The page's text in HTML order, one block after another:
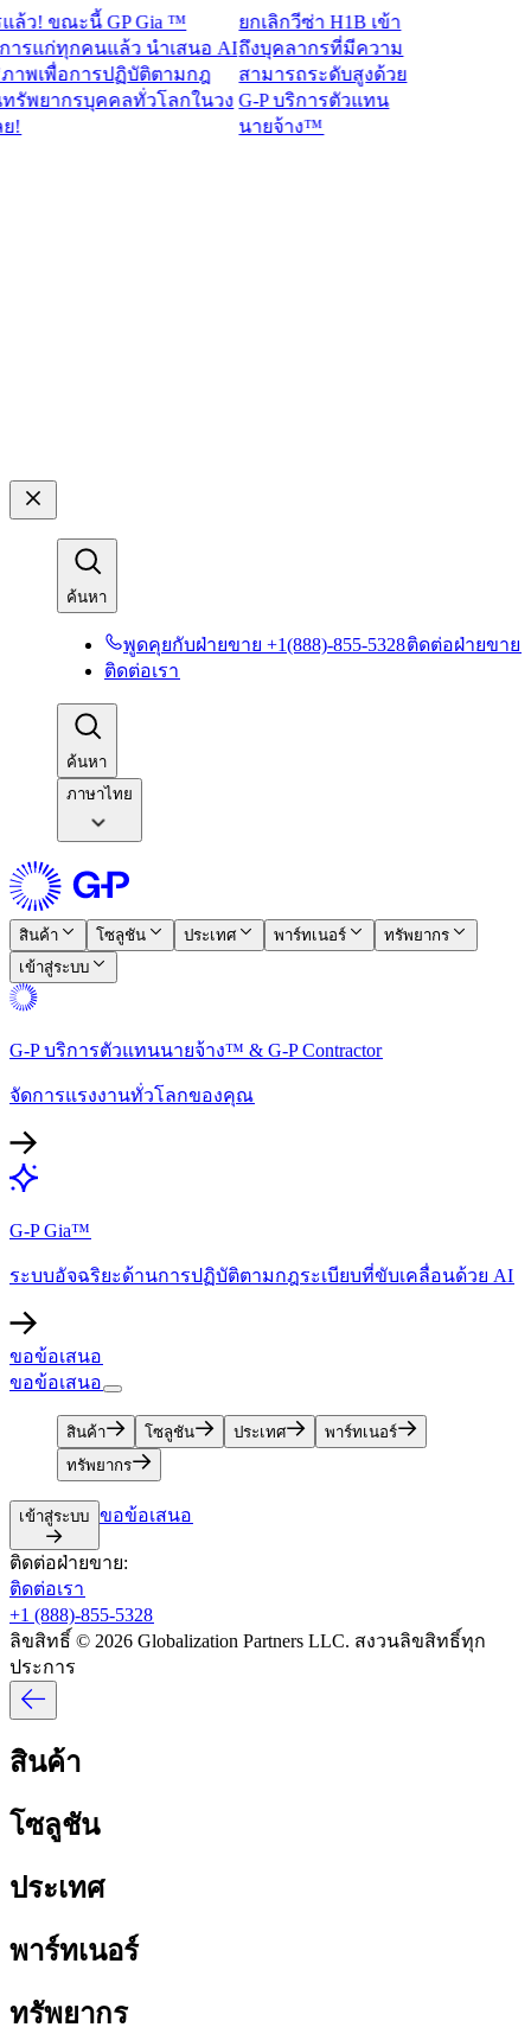
ขณะนี้ GP Gia ™
ก่ทุกคนแล้ว นำเสนอ AI
พื่อการปฏิบัติตามกฎ
ยากรบุคคลทั่วโลกในวง
ยกเลิกวีซ่า H1B เข้า
ถึงบุคลากรที่มีความ
สามารถระดับสูงด้วย
G-P บริการตัวแทน
นายจ้าง™​​
ค้นหา​​
พูดคุยกับฝ่ายขาย +1(888)-855-5328​​ติดต่อฝ่ายขาย​​
ติดต่อเรา​​
ค้นหา​​
ภาษาไทย
สินค้า​​ โซลูชัน​​ ประเทศ​​ พาร์ทเนอร์​​
ทรัพยากร​​
เข้าสู่ระบบ​​
G-P บริการตัวแทนนายจ้าง™ & G-P Contractor​​
จัดการแรงงานทั่วโลกของคุณ​​
G-P Gia™​​
ระบบอัจฉริยะด้านการปฏิบัติตามกฎระเบียบที่ขับเคลื่อนด้วย AI​​
ขอข้อเสนอ​​
ขอข้อเสนอ​​
สินค้า​​ โซลูชัน​​ ประเทศ​​
พาร์ทเนอร์​​
ทรัพยากร​​
เข้าสู่ระบบ​​ ขอข้อเสนอ​​
ติดต่อฝ่ายขาย:​​
ติดต่อเรา​​
+1 (888)-855-5328​​
ลิขสิทธิ์ © 2026 Globalization Partners LLC. สงวนลิขสิทธิ์ทุก
ประการ​​
สินค้า​​
โซลูชัน​​
ประเทศ​​
พาร์ทเนอร์​​
ทรัพยากร​​